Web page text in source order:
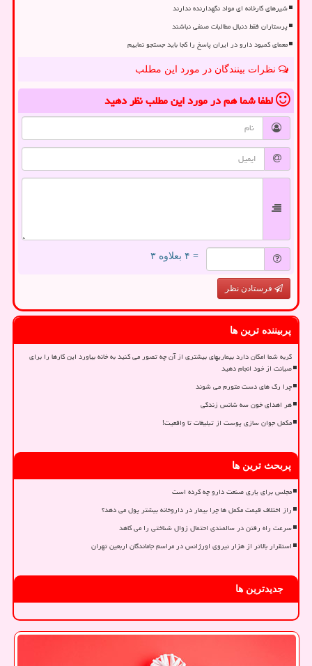
شیرهای کارخانه ای مواد نگهدارنده ندارند
پرستاران فقط دنبال مطالبات صنفی نباشند
معمای کمبود دارو در ایران پاسخ را کجا باید جستجو نماییم
نظرات بینندگان در مورد این مطلب
لطفا شما همدر مورد این مطلبنظر دهید
= ۴ بعلاوه ۳
فرستادن نظر
پربیننده ترین ها
گربه شما امکان دارد بیماریهای بیشتری از آن چه تصور می کنید به خانه بیاورد این کارها را برای
صیانت از خود انجام دهید
چرا رگ های دست متورم می شوند
هر اهدای خون سه شانس زندگی
مکمل جوان سازی پوست از تبلیغات تا واقعیت!
پربحث ترین ها
مجلس برای یاری صنعت دارو چه کرده است
راز اختلاف قیمت مکمل ها چرا بیمار در داروخانه بیشتر پول می دهد؟
سرعت راه رفتن در سالمندی احتمال زوال شناختی را می کاهد
استقرار بالاتر از هزار نیروی اورژانس در مراسم جاماندگان اربعین تهران
جدیدترین ها